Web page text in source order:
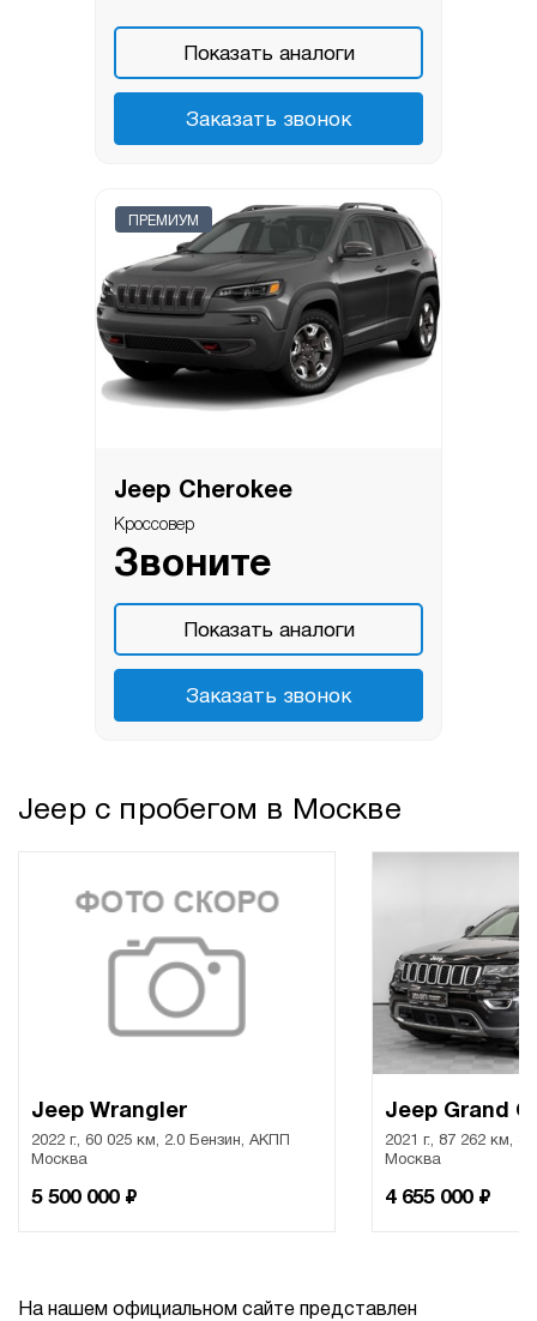
Показать аналоги
Заказать звонок
ПРЕМИУМ
Jeep Cherokee
Кроссовер
Звоните
Показать аналоги
Заказать звонок
Jeep с пробегом в Москве
Jeep Wrangler
2022 г., 60 025 км, 2.0 Бензин, АКПП
Москва
5 500 000 ₽
Jeep Grand
2021 г., 87 262 км,
Москва
4 655 000 ₽
На нашем официальном сайте представлен